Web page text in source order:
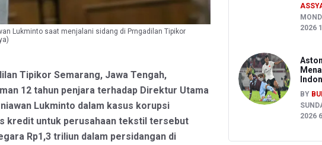
Lukminto saat menjalani sidang di Prngadilan Tipikor
Tipikor Semarang, Jawa Tengah,
12 tahun penjara terhadap Direktur Utama
Lukminto dalam kasus korupsi
kredit untuk perusahaan tekstil tersebut
Rp1,3 triliun dalam persidangan di
2026
BY
2026